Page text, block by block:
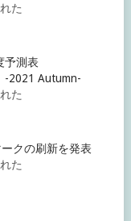
た
測表
-2021 Autumn-
た
クの刷新を発表
た